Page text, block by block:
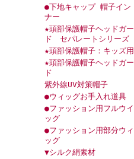
●下地キャップ 帽子イン
ナー
★頭部保護帽子ヘッドガー
ド セパレートシリーズ
★頭部保護帽子：キッズ用
★頭部保護帽子ヘッドガー
ド
紫外線UV対策帽子
●ウィッグお手入れ道具
●ファッション用フルウイ
ッグ
●ファッション用部分ウィ
ッグ
▼シルク絹素材